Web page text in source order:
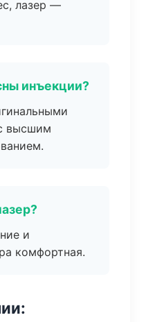
лазер —
инъекции?
высшим
и
комфортная.